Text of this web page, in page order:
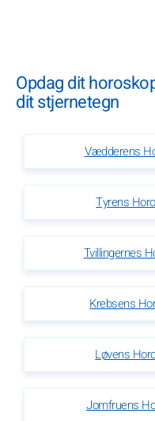
Opdag dit
dit stjernetegn
Vædderens
Tyrens
Tvillingernes
Krebsens
Løvens
Jomfruens